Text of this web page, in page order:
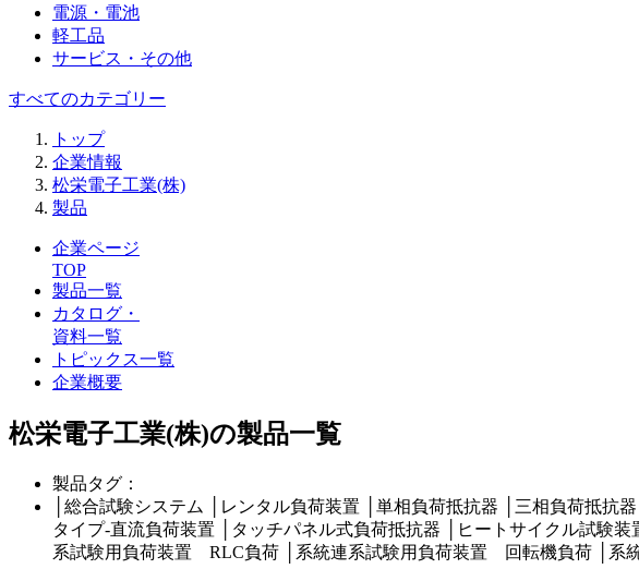
電源・電池
軽工品
サービス・その他
すべてのカテゴリー
トップ
企業情報
松栄電子工業(株)
製品
企業ページ
TOP
製品一覧
カタログ・
資料一覧
トピックス一覧
企業概要
松栄電子工業(株)の製品一覧
製品タグ：
総合試験システム レンタル負荷装置 単相負荷抵抗器 三相負荷抵抗器
タイプ‐直流負荷装置
タッチパネル式負荷抵抗器 ヒートサイクル試験装
系試験用負荷装置 RLC負荷
系統連系試験用負荷装置 回転機負荷 系